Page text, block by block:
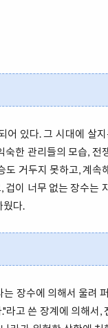
있다. 그 시대에 살
한 관리들의 모습, 전
거두지 못하고, 계속
이 너무 없는 장수는
웠다.
장수에 의해서 울려
고 쓴 장계에 의해서,